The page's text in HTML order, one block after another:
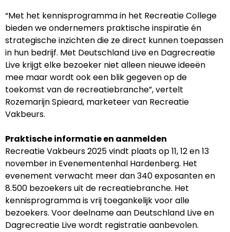
“Met het kennisprogramma in het Recreatie College
bieden we ondernemers praktische inspiratie én
strategische inzichten die ze direct kunnen toepassen
in hun bedrijf. Met Deutschland Live en Dagrecreatie
Live krijgt elke bezoeker niet alleen nieuwe ideeën
mee maar wordt ook een blik gegeven op de
toekomst van de recreatiebranche”, vertelt
Rozemarijn Spieard, marketeer van Recreatie
Vakbeurs.
Praktische informatie en aanmelden
Recreatie Vakbeurs 2025 vindt plaats op 11, 12 en 13
november in Evenementenhal Hardenberg. Het
evenement verwacht meer dan 340 exposanten en
8.500 bezoekers uit de recreatiebranche. Het
kennisprogramma is vrij toegankelijk voor alle
bezoekers. Voor deelname aan Deutschland Live en
Dagrecreatie Live wordt registratie aanbevolen.